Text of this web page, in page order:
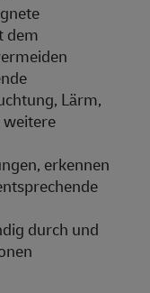
dem
Lärm,
weitere
erkennen
durch und